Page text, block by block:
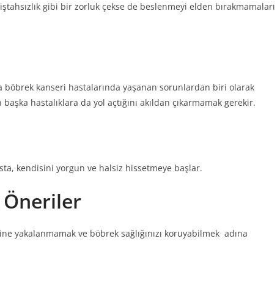
gibi bir zorluk çekse de beslenmeyi elden bırakmamaları
kanseri hastalarında yaşanan sorunlardan biri olarak
başka hastalıklara da yol açtığını akıldan çıkarmamak gerekir.
kendisini yorgun ve halsiz hissetmeye başlar.
Öneriler
yakalanmamak ve böbrek sağlığınızı koruyabilmek adına